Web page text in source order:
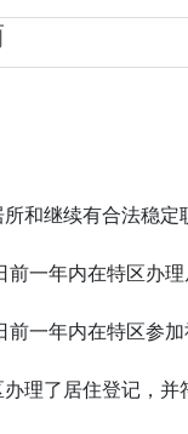
和继续有合法稳定
一年内在特区办
一年内在特区参
理了居住登记，